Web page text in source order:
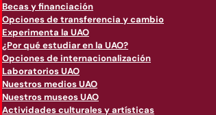
Becas y financiación
Opciones de transferencia y cambio
Experimenta la UAO
¿Por qué estudiar en la UAO?
Opciones de internacionalización
Laboratorios UAO
Nuestros medios UAO
Nuestros museos UAO
Actividades culturales y artísticas